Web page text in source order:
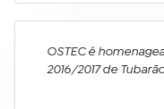
OSTEC é
2016/2017 de